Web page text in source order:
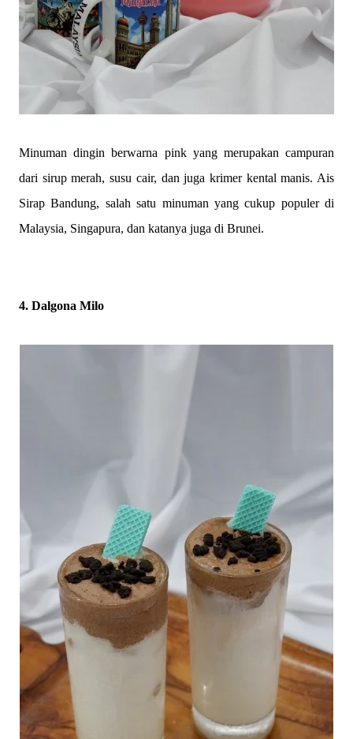
Minuman dingin berwarna pink yang merupakan campuran
dari sirup merah, susu cair, dan juga krimer kental manis. Ais
Sirap Bandung, salah satu minuman yang cukup populer di
Malaysia, Singapura, dan katanya juga di Brunei.
4. Dalgona Milo